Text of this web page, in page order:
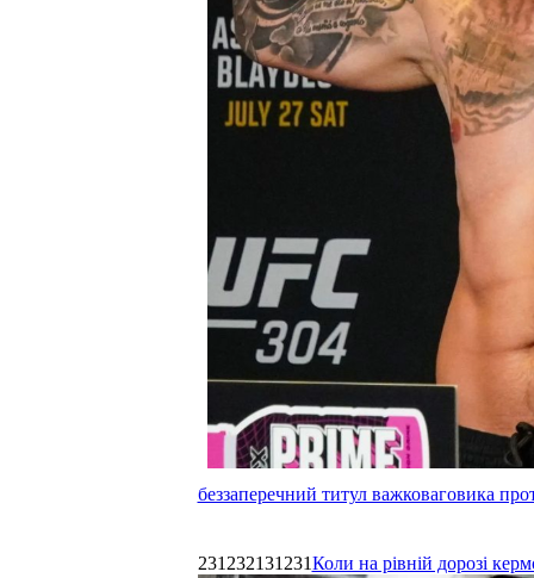
беззаперечний титул важковаговика
231232131231Коли на рівній дорозі